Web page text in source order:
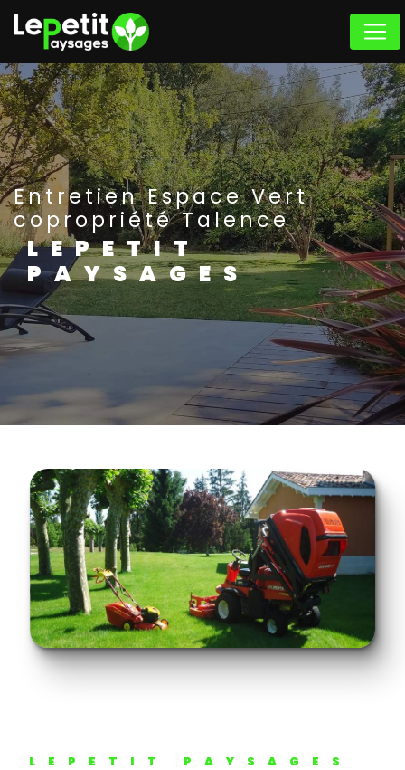
Entretien Espace Vert
copropriété Talence
LEPETIT
PAYSAGES
LEPETIT PAYSAGES
Panneau de gestion des cookies